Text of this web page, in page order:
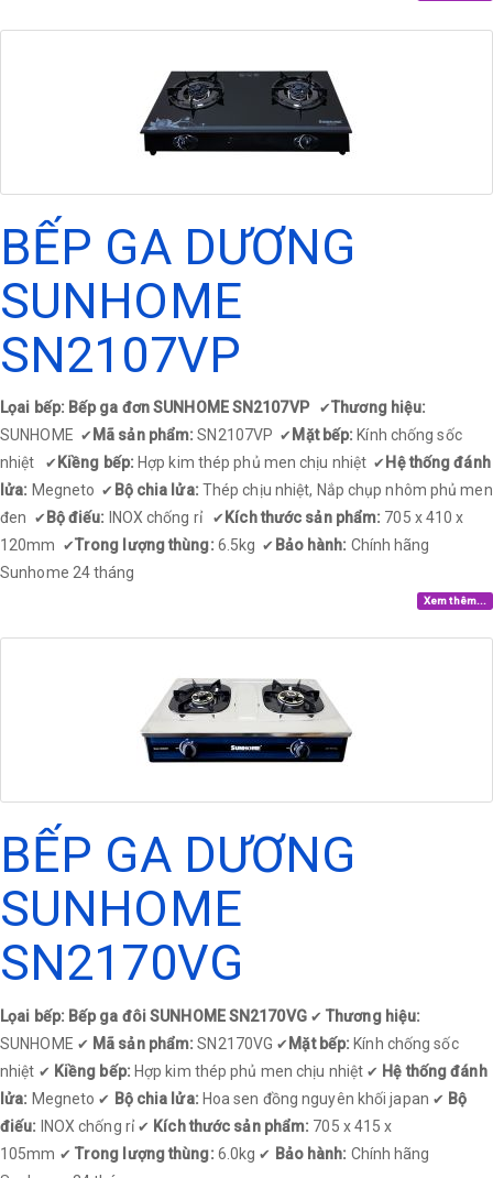
BẾP GA DƯƠNG
SUNHOME
SN2107VP
Lọai bếp: Bếp ga đơn SUNHOME SN2107VP ✔Thương hiệu:
SUNHOME ✔ Mã sản phẩm: SN2107VP ✔ Mặt bếp: Kính chống sốc
nhiệt
✔ Kiềng bếp: Hợp kim thép phủ men chịu nhiệt ✔ Hệ thống đánh
lửa: Megneto ✔ Bộ chia lửa: Thép chịu nhiệt, Nắp chụp nhôm phủ men
đen ✔ Bộ điếu: INOX chống rỉ ✔ Kích thước sản phẩm: 705 x 410 x
120mm ✔Trong lượng thùng: 6.5kg ✔ Bảo hành: Chính hãng
Sunhome 24 tháng
Xem thêm...
BẾP GA DƯƠNG
SUNHOME
SN2170VG
Lọai bếp: Bếp ga đôi SUNHOME SN2170VG ✔Thương hiệu:
SUNHOME ✔ Mã sản phẩm: SN2170VG ✔ Mặt bếp:Kính chống sốc
nhiệt ✔ Kiềng bếp: Hợp kim thép phủ men chịu nhiệt ✔ Hệ thống đánh
lửa: Megneto ✔ Bộ chia lửa: Hoa sen đồng nguyên khối japan ✔ Bộ
điếu: INOX chống rỉ ✔ Kích thước sản phẩm: 705 x 415 x
105mm ✔ Trong lượng thùng: 6.0kg ✔ Bảo hành: Chính hãng